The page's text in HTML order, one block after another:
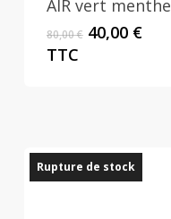
AIR vert menthe
80,00€ Le
40,00 €Le
TTC
Rupture de stock